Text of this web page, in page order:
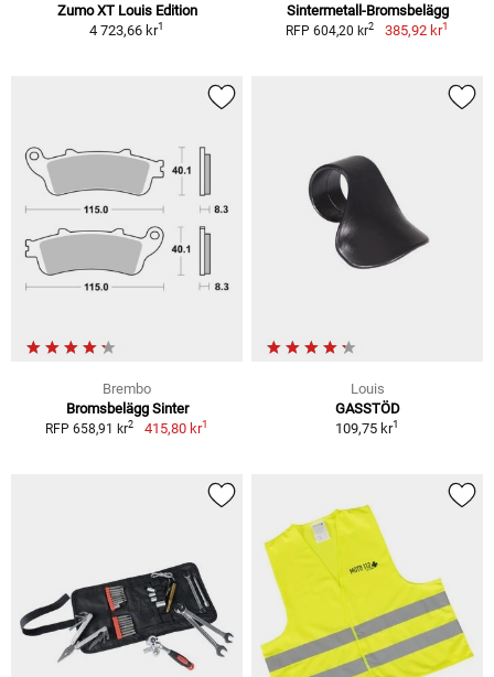
Zumo XT Louis Edition
4 723,66 kr1
Sintermetall-Bromsbelägg
RFP 604,20 kr2 385,92 kr1
Brembo
Bromsbelägg Sinter
RFP 658,91 kr2 415,80 kr1
Louis
GASSTÖD
109,75 kr1